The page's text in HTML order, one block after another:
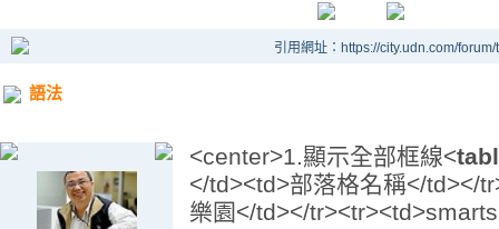
引用網址：https://city.udn.com/
語法
<center>1.顯示全部框線<
</td><td>部落格名稱</td></
樂園</td></